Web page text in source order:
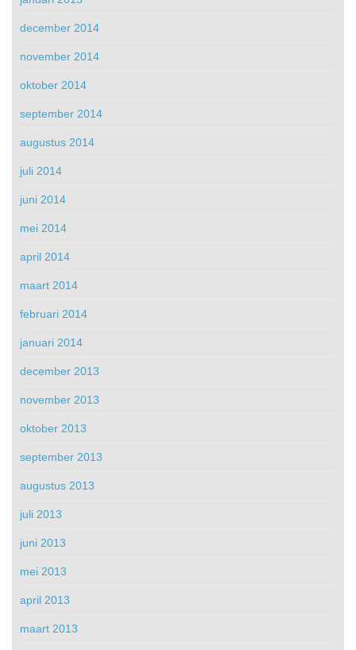
december 2014
november 2014
oktober 2014
september 2014
augustus 2014
juli 2014
juni 2014
mei 2014
april 2014
maart 2014
februari 2014
januari 2014
december 2013
november 2013
oktober 2013
september 2013
augustus 2013
juli 2013
juni 2013
mei 2013
april 2013
maart 2013